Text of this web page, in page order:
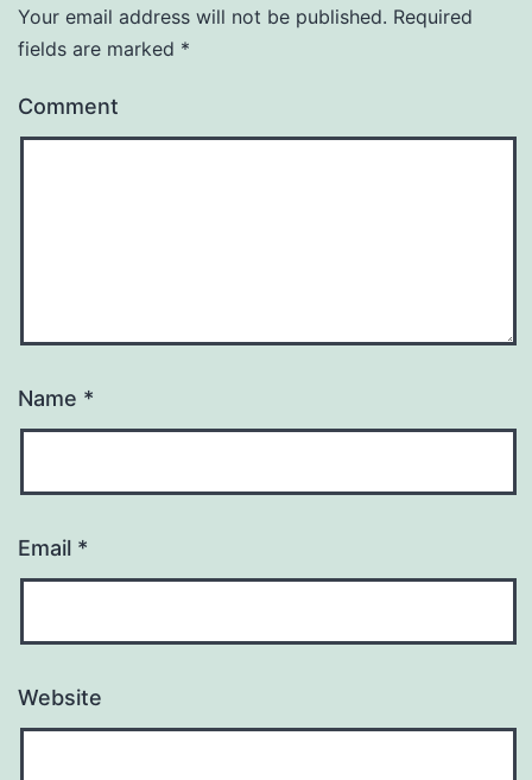
Your email address will not be published. Required
fields are marked *
Comment
Name *
Email *
Website